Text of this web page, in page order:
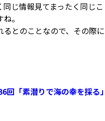
同じ情報見てまったく同じ
。
とのことなので、その際
回「素潜りで海の幸を採る」